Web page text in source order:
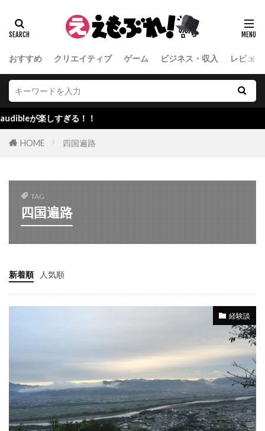
おすすめ クリエイティブ ゲーム ビジネス・収入 レビュー
が楽しすぎる！！
HOME 四国遍路
TAG
四国遍路
新着順 人気順
経験談